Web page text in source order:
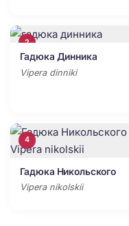
2
Гадюка Динника
Vipera dinniki
4
Гадюка Никольского
Vipera nikolskii